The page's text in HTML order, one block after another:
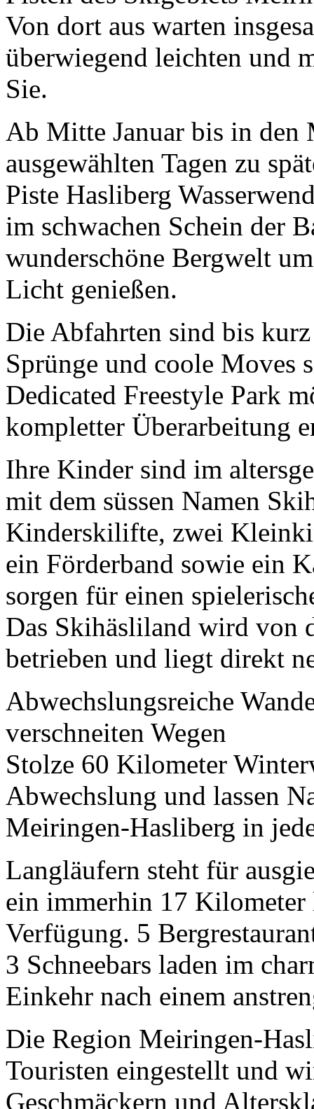
Von dort aus warten
überwiegend leichten und
Sie.
Ab Mitte Januar bis in den
ausgewählten Tagen zu
Piste Hasliberg
im schwachen Schein der
wunderschöne Bergwelt
Licht genießen.
Die Abfahrten sind bis
Sprünge und coole Moves
Dedicated Freestyle Park
kompletter Überarbeitung
Ihre Kinder sind im
mit dem süssen Namen
Kinderskilifte, zwei
ein Förderband sowie ein
sorgen für einen
Das Skihäsliland wird von
betrieben und liegt direkt
Abwechslungsreiche
verschneiten Wegen
Stolze 60 Kilometer
Abwechslung und lassen
Meiringen-Hasliberg in
Langläufern steht für
ein immerhin 17 Kilometer
Verfügung. 5
3 Schneebars laden im
Einkehr nach einem
Die Region Meiringen-
Touristen eingestellt und
Geschmäckern und